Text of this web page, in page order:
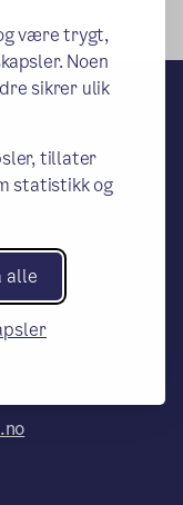
være trygt,
Noen
sikrer ulik
tillater
statistikk og
alle